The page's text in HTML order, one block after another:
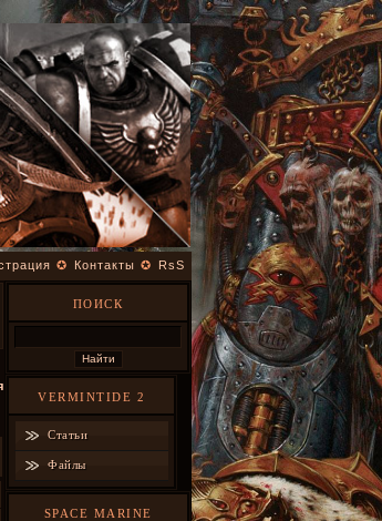
✪ Контакты ✪ RsS
ПОИСК
VERMINTIDE 2
Статьи
Файлы
SPACE MARINE